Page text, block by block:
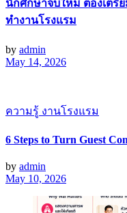
นักศึกษาจบใหม่ ต้องเตรี
ทำงานโรงแรม
by admin
May 14, 2026
ความรู้ งานโรงแรม
6 Steps to Turn Guest
by admin
May 10, 2026